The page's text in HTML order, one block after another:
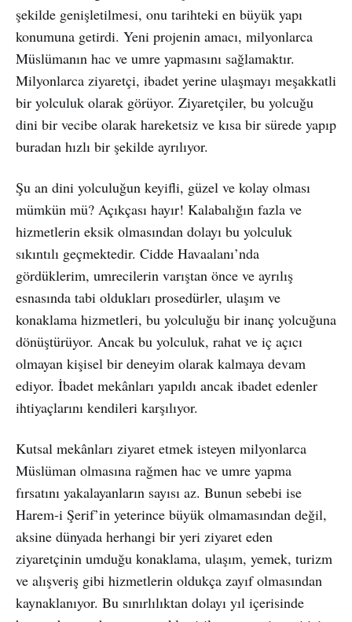
şekilde genişletilmesi, onu tarihteki en büyük yapı
konumuna getirdi. Yeni projenin amacı, milyonlarca
Müslümanın hac ve umre yapmasını sağlamaktır.
Milyonlarca ziyaretçi, ibadet yerine ulaşmayı meşakkatli
bir yolculuk olarak görüyor. Ziyaretçiler, bu yolcuğu
dini bir vecibe olarak hareketsiz ve kısa bir sürede yapıp
buradan hızlı bir şekilde ayrılıyor.
Şu an dini yolculuğun keyifli, güzel ve kolay olması
mümkün mü? Açıkçası hayır! Kalabalığın fazla ve
hizmetlerin eksik olmasından dolayı bu yolculuk
sıkıntılı geçmektedir. Cidde Havaalanı’nda
gördüklerim, umrecilerin varıştan önce ve ayrılış
esnasında tabi oldukları prosedürler, ulaşım ve
konaklama hizmetleri, bu yolculuğu bir inanç yolcuğuna
dönüştürüyor. Ancak bu yolculuk, rahat ve iç açıcı
olmayan kişisel bir deneyim olarak kalmaya devam
ediyor. İbadet mekânları yapıldı ancak ibadet edenler
ihtiyaçlarını kendileri karşılıyor.
Kutsal mekânları ziyaret etmek isteyen milyonlarca
Müslüman olmasına rağmen hac ve umre yapma
fırsatını yakalayanların sayısı az. Bunun sebebi ise
Harem-i Şerif’in yeterince büyük olmamasından değil,
aksine dünyada herhangi bir yeri ziyaret eden
ziyaretçinin umduğu konaklama, ulaşım, yemek, turizm
ve alışveriş gibi hizmetlerin oldukça zayıf olmasından
kaynaklanıyor. Bu sınırlılıktan dolayı yıl içerisinde